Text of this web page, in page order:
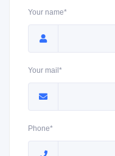
Your name*
Your mail*
Phone*